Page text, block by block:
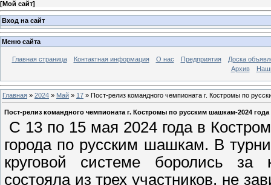
[Мой сайт]
Вход на сайт
Меню сайта
Главная страница Контактная информация О нас Предприятия
Доска
Архив
Главная » 2024 » Май » 17 » Пост-релиз командного чемпионата г. Костромы по
Пост-релиз командного чемпионата г. Костромы по русским шашкам-2024 года
С 13 по 15 мая 2024 года в
города по русским шашкам. В
круговой системе боролись за
состояла из трех участников, не